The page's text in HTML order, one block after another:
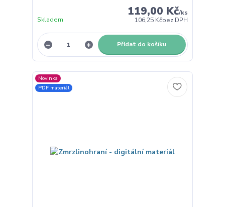
119,00 Kč/ks
106,25 Kčbez DPH
Skladem
Přidat do košíku
Novinka
PDF materiál